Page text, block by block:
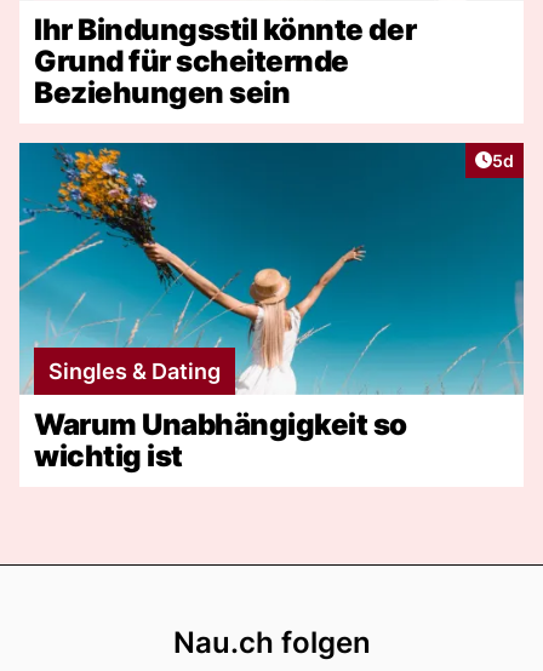
Ihr Bindungsstil könnte der
Grund für scheiternde
Beziehungen sein
5d
Singles & Dating
Warum Unabhängigkeit so
wichtig ist
Nau.ch folgen